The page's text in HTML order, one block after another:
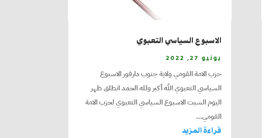
الاسبوع السياسي التعبوي
يونيو 27, 2022
حزب الامة القومي ولاية جنوب دارفور الاسبوع
السياسي التعبوي الله أكبر ولله الحمد انطلق ظهر
اليوم السبت الاسبوع السياسي التعبوي لحزب الامة
القومي...
قراءة المزيد